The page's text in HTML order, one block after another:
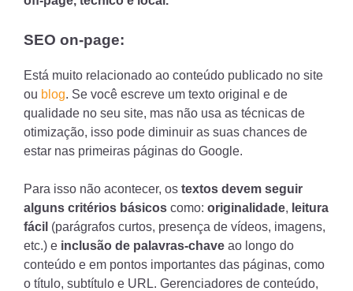
SEO on-page:
Está muito relacionado ao conteúdo publicado no site
ou blog. Se você escreve um texto original e de
qualidade no seu site, mas não usa as técnicas de
otimização, isso pode diminuir as suas chances de
estar nas primeiras páginas do Google.
Para isso não acontecer, os textos devem seguir
alguns critérios básicos como: originalidade, leitura
fácil (parágrafos curtos, presença de vídeos, imagens,
etc.) e inclusão de palavras-chave ao longo do
conteúdo e em pontos importantes das páginas, como
o título, subtítulo e URL. Gerenciadores de conteúdo,